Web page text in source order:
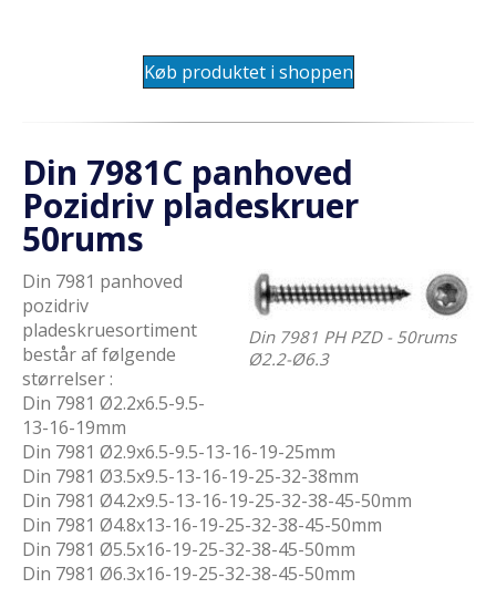
Køb produktet i shoppen
Din 7981C panhoved
Pozidriv pladeskruer
50rums
Din 7981 PH PZD - 50rums
Ø2.2-Ø6.3
Din 7981 panhoved
pozidriv
pladeskruesortiment
består af følgende
størrelser :
Din 7981 Ø2.2x6.5-9.5-
13-16-19mm
Din 7981 Ø2.9x6.5-9.5-13-16-19-25mm
Din 7981 Ø3.5x9.5-13-16-19-25-32-38mm
Din 7981 Ø4.2x9.5-13-16-19-25-32-38-45-50mm
Din 7981 Ø4.8x13-16-19-25-32-38-45-50mm
Din 7981 Ø5.5x16-19-25-32-38-45-50mm
Din 7981 Ø6.3x16-19-25-32-38-45-50mm